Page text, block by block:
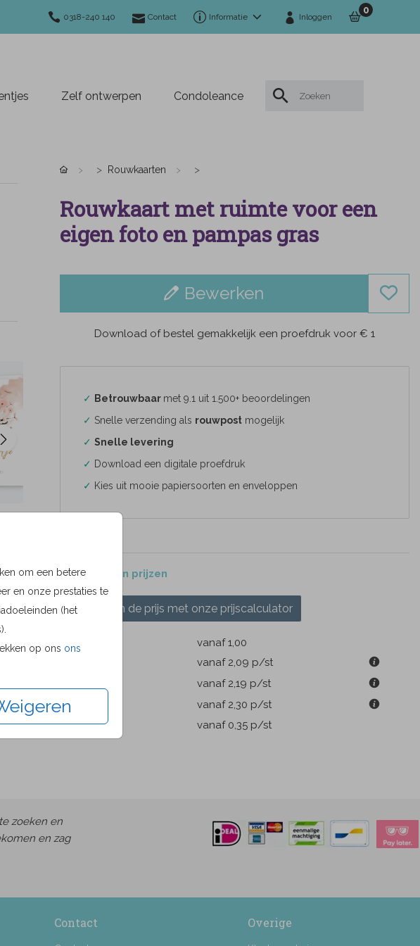
0318-240 140 Contact Informatie Inloggen
0
Zelf ontwerpen Condoleance
om een betere
en onze prestaties te
(het
op ons ons
Rouwkaarten
Rouwkaart met ruimte voor een
eigen foto en pampas gras
Bewerken
Download of bestel gemakkelijk een proefdruk voor € 1
✓ Betrouwbaar met 9.1 uit 1.500+ beoordelingen
✓ Snelle verzending als rouwpostmogelijk
✓ Snelle levering
✓ Download een digitale proefdruk
✓ Kies uit mooie papiersoorten en enveloppen
Formaten en prijzen
Bereken de prijs met onze prijscalculator
vanaf 1,00
vanaf 2,09 p/st
vanaf 2,19 p/st
15 × 15 cm
vanaf 2,30 p/st
Enveloppen
vanaf 0,35 p/st
zoeken en
en zag
Contact Overige